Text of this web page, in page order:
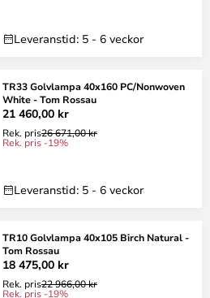
Leveranstid: 5 - 6 veckor
TR33 Golvlampa 40x160 PC/Nonwoven
White - Tom Rossau
21 460,00 kr
Rek. pris26 671,00 kr
Rek. pris -19%
Leveranstid: 5 - 6 veckor
TR10 Golvlampa 40x105 Birch Natural -
Tom Rossau
18 475,00 kr
Rek. pris22 966,00 kr
Rek. pris -19%